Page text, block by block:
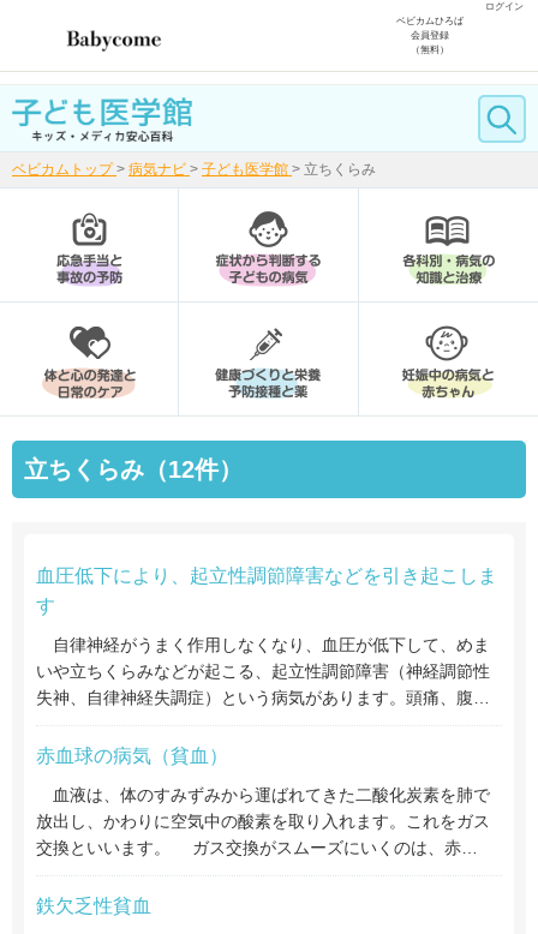
ログイン
ベビカムひろば
会員登録
（無料）
ベビカムトップ > 病気ナビ > 子ども医学館 > 立ちくらみ
立ちくらみ（12件）
血圧低下により、起立性調節障害などを引き起こしま
す
自律神経がうまく作用しなくなり、血圧が低下して、めま
いや立ちくらみなどが起こる、起立性調節障害（神経調節性
失神、自律神経失調症）という病気があります。頭痛、腹…
赤血球の病気（貧血）
血液は、体のすみずみから運ばれてきた二酸化炭素を肺で
放出し、かわりに空気中の酸素を取り入れます。これをガス
交換といいます。 ガス交換がスムーズにいくのは、赤…
鉄欠乏性貧血